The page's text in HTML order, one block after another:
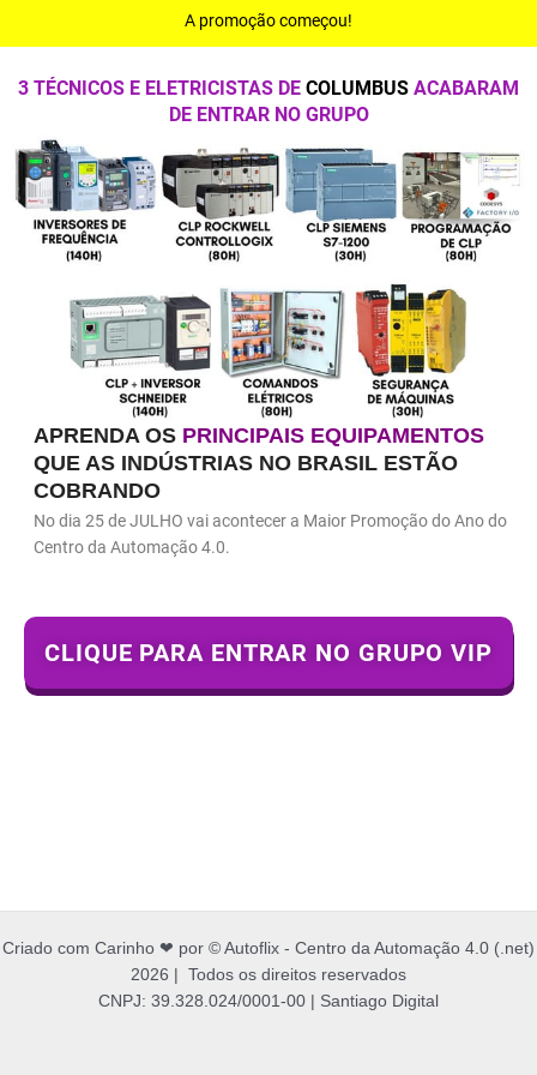
conteúdo
A promoção começou!
3 TÉCNICOS E ELETRICISTAS DE COLUMBUS ACABARAM
DE ENTRAR NO GRUPO
APRENDA OS PRINCIPAIS EQUIPAMENTOS
QUE AS INDÚSTRIAS NO BRASIL ESTÃO
COBRANDO
No dia 25 de JULHO vai acontecer a Maior Promoção do Ano do
Centro da Automação 4.0.
CLIQUE PARA ENTRAR NO GRUPO VIP
Criado com Carinho ❤ por © Autoflix - Centro da Automação 4.0 (.net)
2026 | Todos os direitos reservados
CNPJ: 39.328.024/0001-00 | Santiago Digital